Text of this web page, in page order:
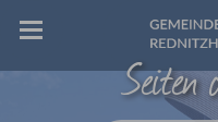
Seiten